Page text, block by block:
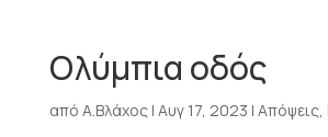
Ολύμπια οδός
από Α.Βλάχος| Αυγ 17, 2023 | Απόψεις,